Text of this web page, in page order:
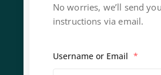
No worries, we’ll send
instructions via email.
Username or Email *